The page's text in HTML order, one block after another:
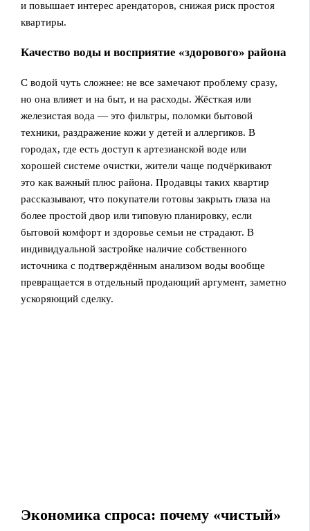
и повышает интерес арендаторов, снижая риск простоя
квартиры.
Качество воды и восприятие «здорового» района
С водой чуть сложнее: не все замечают проблему сразу,
но она влияет и на быт, и на расходы. Жёсткая или
железистая вода — это фильтры, поломки бытовой
техники, раздражение кожи у детей и аллергиков. В
городах, где есть доступ к артезианской воде или
хорошей системе очистки, жители чаще подчёркивают
это как важный плюс района. Продавцы таких квартир
рассказывают, что покупатели готовы закрыть глаза на
более простой двор или типовую планировку, если
бытовой комфорт и здоровье семьи не страдают. В
индивидуальной застройке наличие собственного
источника с подтверждённым анализом воды вообще
превращается в отдельный продающий аргумент, заметно
ускоряющий сделку.
Экономика спроса: почему «чистый»